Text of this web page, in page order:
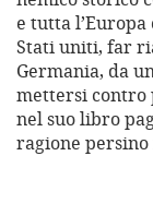
e tutta
Stati uniti, far
Germania, da
mettersi contro
nel suo libro
ragione